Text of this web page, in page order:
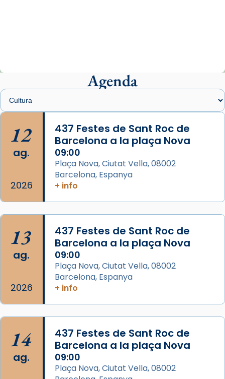
presidit aquest 27 de juliol la missa de Les
Santes de Mataró.
🔗
📸 J. Merino
Photo
View on Facebook · Share
Arquebisbat de Barcelona
2 weeks ago
Aquest dilluns, 27 de juliol, ha tingut lloc la
missa d’acció de gràcies en agraïment al
comitè organitzador de la visita apostòlica
del Sant Pare Lleó XIV a Barcelona, i als
col·laboradors, a la Catedral de Barcelona.
L’arquebisbe de Barcelona, el cardenal Joan
📸 Dr. G. Simón
Photo
View on Facebook · Share
Agenda
12
ag.
2026
437 Festes de Sant Roc de
Barcelona a la plaça Nova
09:00
Plaça Nova, Ciutat Vella, 08002
Barcelona, Espanya
+ info
13
ag.
2026
437 Festes de Sant Roc de
Barcelona a la plaça Nova
09:00
Plaça Nova, Ciutat Vella, 08002
Barcelona, Espanya
+ info
14
ag.
437 Festes de Sant Roc de
Barcelona a la plaça Nova
09:00
Plaça Nova, Ciutat Vella, 08002